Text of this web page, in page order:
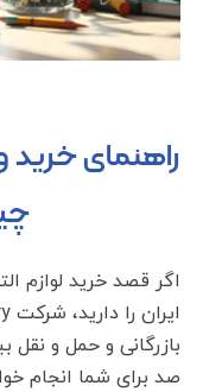
راهنمای خرید و
اگر قصد خرید لوازم
بازرگانی و حمل و نقل
صد برای شما انجام